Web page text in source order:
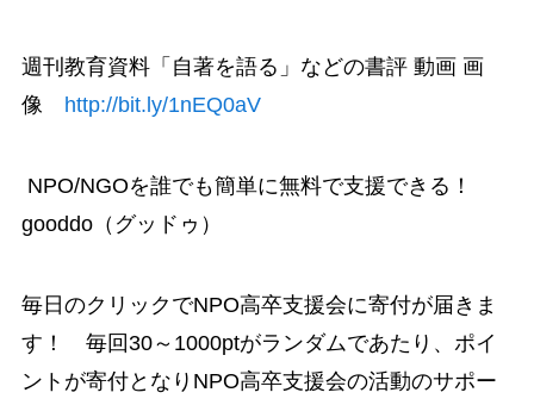
週刊教育資料「自著を語る」などの書評 動画 画
像
http://bit.ly/1nEQ0aV
NPO/NGOを誰でも簡単に無料で支援できる！
gooddo（グッドゥ）
毎日のクリックでNPO高卒支援会に寄付が届きま
す！ 毎回30～1000ptがランダムであたり、ポイ
ントが寄付となりNPO高卒支援会の活動のサポー